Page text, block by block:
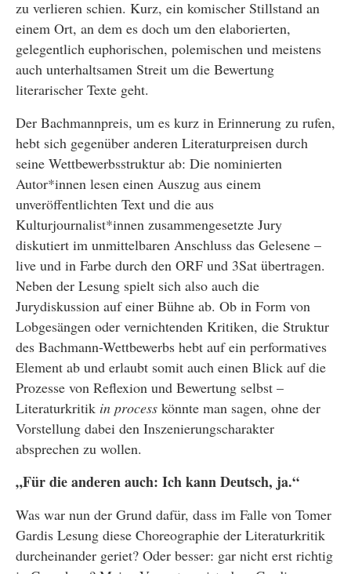
zu verlieren schien. Kurz, ein komischer Stillstand an
einem Ort, an dem es doch um den elaborierten,
gelegentlich euphorischen, polemischen und meistens
auch unterhaltsamen Streit um die Bewertung
literarischer Texte geht.
Der Bachmannpreis, um es kurz in Erinnerung zu rufen,
hebt sich gegenüber anderen Literaturpreisen durch
seine Wettbewerbsstruktur ab: Die nominierten
Autor*innen lesen einen Auszug aus einem
unveröffentlichten Text und die aus
Kulturjournalist*innen zusammengesetzte Jury
diskutiert im unmittelbaren Anschluss das Gelesene –
live und in Farbe durch den ORF und 3Sat übertragen.
Neben der Lesung spielt sich also auch die
Jurydiskussion auf einer Bühne ab. Ob in Form von
Lobgesängen oder vernichtenden Kritiken, die Struktur
des Bachmann-Wettbewerbs hebt auf ein performatives
Element ab und erlaubt somit auch einen Blick auf die
Prozesse von Reflexion und Bewertung selbst –
Literaturkritik in process könnte man sagen, ohne der
Vorstellung dabei den Inszenierungscharakter
absprechen zu wollen.
„Für die anderen auch: Ich kann Deutsch, ja.“
Was war nun der Grund dafür, dass im Falle von Tomer
Gardis Lesung diese Choreographie der Literaturkritik
durcheinander geriet? Oder besser: gar nicht erst richtig